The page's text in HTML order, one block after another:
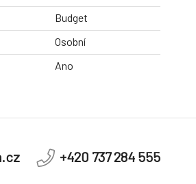
Budget
Osobní
Ano
+420 737 284 555